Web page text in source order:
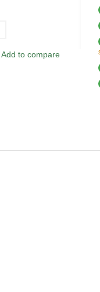
Add to compare